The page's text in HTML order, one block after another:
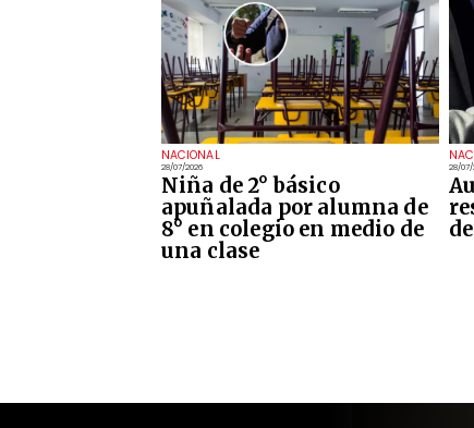
NACIONAL
28/07/2026
Niña de 2° básico
apuñalada por alumna de
8° en colegio en medio de
una clase
28/07/